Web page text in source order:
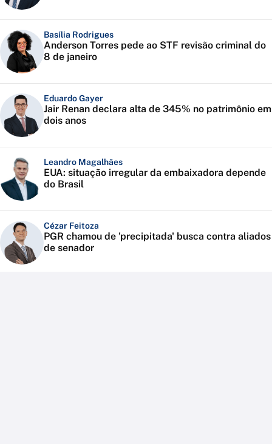
Basília Rodrigues
Anderson Torres pede ao STF revisão criminal do
8 de janeiro
Eduardo Gayer
Jair Renan declara alta de 345% no patrimônio em
dois anos
Leandro Magalhães
EUA: situação irregular da embaixadora depende
do Brasil
Cézar Feitoza
PGR chamou de 'precipitada' busca contra aliados
de senador